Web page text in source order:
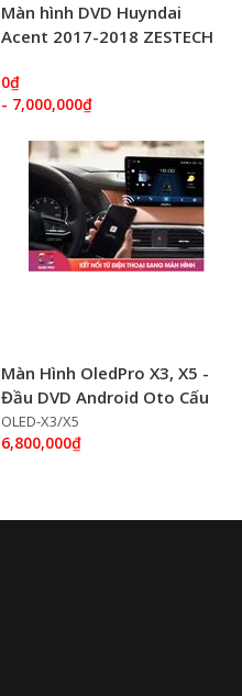
Màn hình DVD Huyndai
Acent 2017-2018 ZESTECH
0₫
- 7,000,000₫
Màn Hình OledPro X3, X5 -
Đầu DVD Android Oto Cấu
Hình Khủng Mới Nhất Năm
2020
OLED-X3/X5
6,800,000₫